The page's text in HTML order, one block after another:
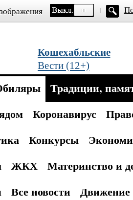
Кошехабльские
Вести (12+)
Традиции,
Коронавирус
Конкурсы
ЖКХ
Материнство и
Все новости